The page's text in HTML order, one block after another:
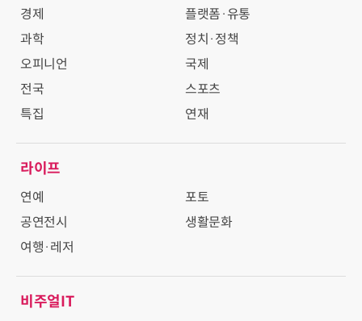
경제
플랫폼·유통
과학
정치·정책
오피니언
국제
전국
스포츠
특집
연재
라이프
연예
포토
공연전시
생활문화
여행·레저
비주얼IT